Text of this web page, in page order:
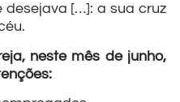
desejava […]: a sua cruz
neste mês de junho,